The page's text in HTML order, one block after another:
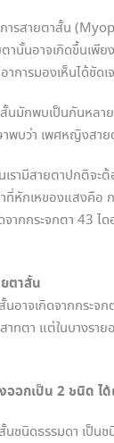
ายตาสั้น (Myopia,
านั้นอาจเกิดขึ้นเพี
การมองเห็นได้ชัดเ
นมักพบเป็นกันหลา
พบว่า เพศหญิงสาย
สายตาปกติจะต้อ
ที่หักเหของแสงคือ
จากกระจกตา 43
ตาสั้น
เกิดจากกระจกตา
าทตา แต่ในบางรา
ออกเป็น 2 ชนิด ไ
ธรรมดา เป็นชนิด